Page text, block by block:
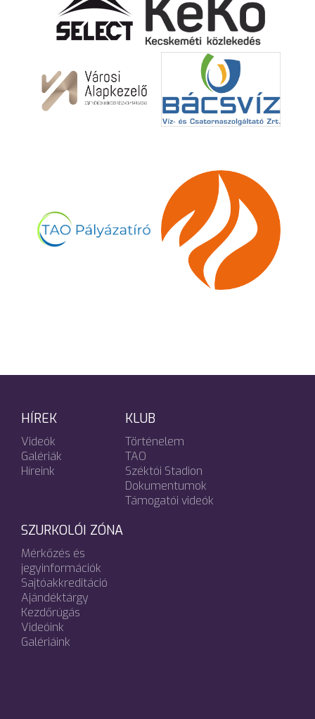
HÍREK
Videók
Galériák
Híreink
KLUB
Történelem
TAO
Széktói Stadion
Dokumentumok
Támogatói videók
SZURKOLÓI ZÓNA
Mérkőzés és
jegyinformációk
Sajtóakkreditáció
Ajándéktárgy
Kezdőrúgás
Videóink
Galériáink